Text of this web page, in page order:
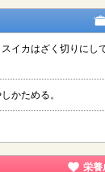
カはざく切りに
かためる。
栄養